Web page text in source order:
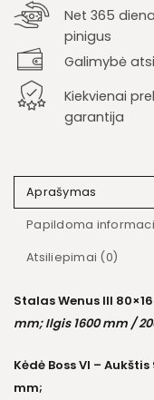
Net 365
pinigus
Galimybė
Kiekvienai
garantija
Aprašymas
Papildoma
Atsiliepimai (0)
Stalas Wenus III
mm; Ilgis 1600 mm /
Kėdė Boss VI –
mm;